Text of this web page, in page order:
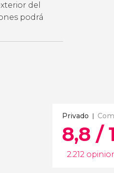
del
podrá
Privado
8,8 /
2.212